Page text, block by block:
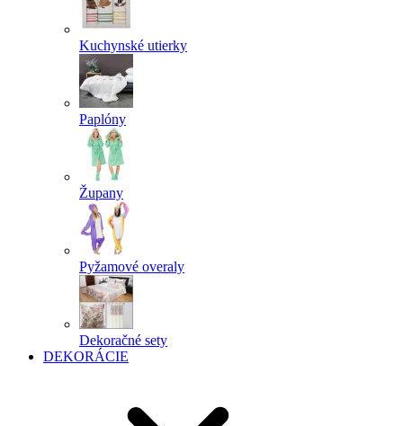
Kuchynské utierky
Paplóny
Župany
Pyžamové overaly
Dekoračné sety
DEKORÁCIE